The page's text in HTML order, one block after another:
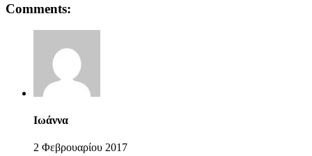
Comments:
Ιωάννα
2 Φεβρουαρίου 2017